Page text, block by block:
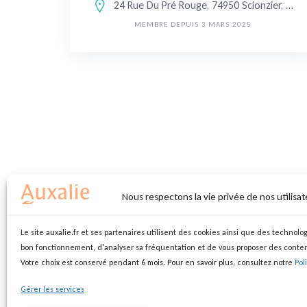
Nous respectons la vie privée de nos
Le site auxalie.fr et ses partenaires utilisent des cookies ainsi que des
bon fonctionnement, d'analyser sa fréquentation et de vous proposer des
Votre choix est conservé pendant 6 mois. Pour en savoir plus, consultez notre
Gérer les services
24 Rue Du Pré Rouge, 74950 Scionzier, France
MEMBRE DEPUIS 3 MARS 2025